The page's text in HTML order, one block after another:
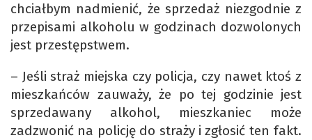
chciałbym nadmienić, że sprzedaż niezgodnie z
przepisami alkoholu w godzinach dozwolonych
jest przestępstwem.
– Jeśli straż miejska czy policja, czy nawet ktoś z
mieszkańców zauważy, że po tej godzinie jest
sprzedawany alkohol, mieszkaniec może
zadzwonić na policję do straży i zgłosić ten fakt.